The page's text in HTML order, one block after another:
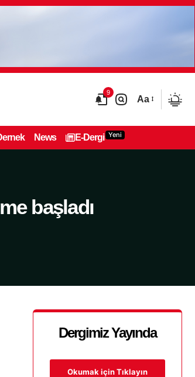
9
Aa
News E-Dergi Yeni
başladı
Dergimiz Yayında
Okumak için Tıklayın